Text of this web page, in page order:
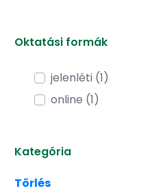
Oktatási formák
jelenléti (1)
online (1)
Kategória
Törlés